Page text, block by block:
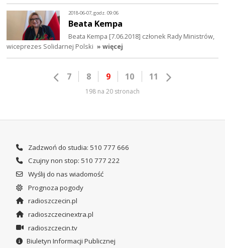
2018-06-07, godz. 09:06
Beata Kempa
Beata Kempa [7.06.2018] członek Rady Ministrów,
wiceprezes Solidarnej Polski » więcej
7 8 9 10 11
198 na 20 stronach
Zadzwoń do studia: 510 777 666
Czujny non stop: 510 777 222
Wyślij do nas wiadomość
Prognoza pogody
radioszczecin.pl
radioszczecinextra.pl
radioszczecin.tv
Biuletyn Informacji Publicznej